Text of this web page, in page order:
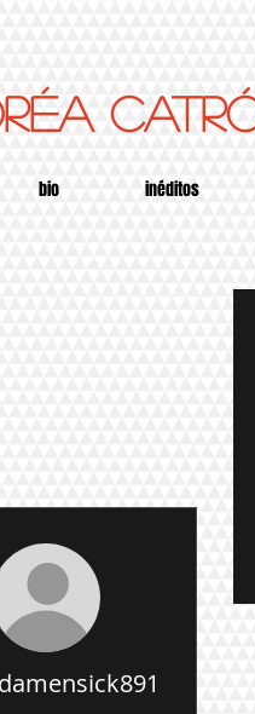
bio inéditos